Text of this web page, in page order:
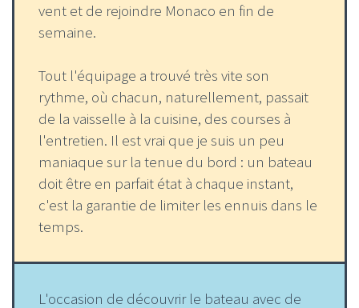
vent et de rejoindre Monaco en fin de
semaine.
Tout l'équipage a trouvé très vite son
rythme, où chacun, naturellement, passait
de la vaisselle à la cuisine, des courses à
l'entretien. Il est vrai que je suis un peu
maniaque sur la tenue du bord : un bateau
doit être en parfait état à chaque instant,
c'est la garantie de limiter les ennuis dans le
temps.
L'occasion de découvrir le bateau avec de